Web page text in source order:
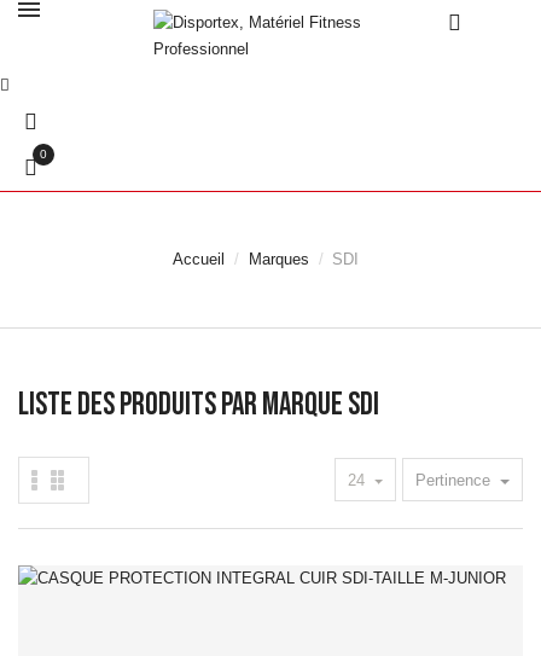
0
Accueil Marques SDI
Liste des produits par marque SDI
24 Pertinence